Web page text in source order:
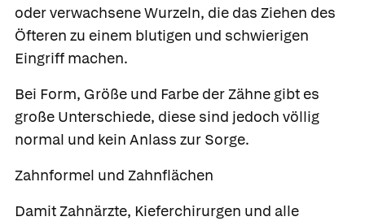
oder verwachsene Wurzeln, die das Ziehen des
Öfteren zu einem blutigen und schwierigen
Eingriff machen.
Bei Form, Größe und Farbe der Zähne gibt es
große Unterschiede, diese sind jedoch völlig
normal und kein Anlass zur Sorge.
Zahnformel und Zahnflächen
Damit Zahnärzte, Kieferchirurgen und alle